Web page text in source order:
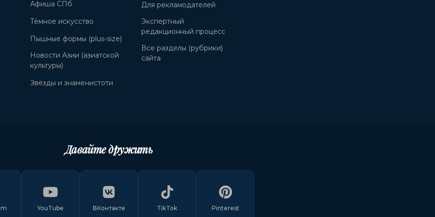
Афиша СПб
Тёмное искусство
Пышные формы (plus-size)
Новости Азии (азиатской
культуры)
Звёзды и знаменистоти
Для рекламодателей
Экспертный
редакционный процесс
Все разделы (рубрики)
сайта
Давайте дружить
YouTube ВКонтакте TikTok Pinterest